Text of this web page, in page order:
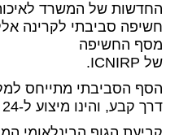
החדשות של המשרד
מסף החשיפה
של ICNIRP.
הסף הסביבתי מתייחס
דרך קבע, והינו מיצוע ל-24 שעות ביממה.